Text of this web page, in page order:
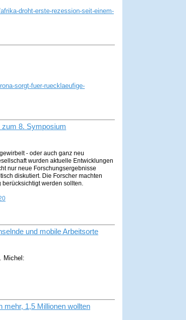
droht-erste-rezession-seit-einem-
sorgt-fuer-ruecklaeufige-
zum 8. Symposium
- oder auch ganz neu
wurden aktuelle Entwicklungen
nur neue Forschungsergebnisse
diskutiert. Die Forscher machten
werden sollten.
und mobile Arbeits­orte
Michel:
mehr, 1,5 Millionen wollten